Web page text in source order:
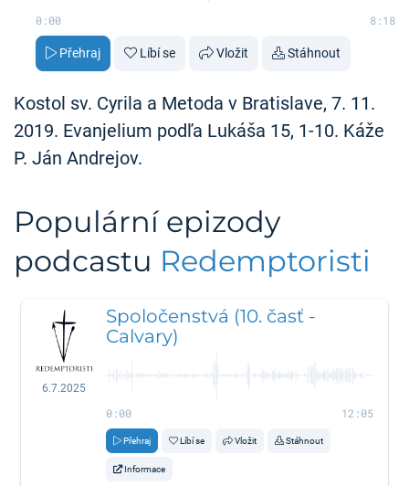
0:00 8:18
Přehraj Líbí se Vložit Stáhnout
Kostol sv. Cyrila a Metoda v Bratislave, 7. 11.
2019. Evanjelium podľa Lukáša 15, 1-10. Káže
P. Ján Andrejov.
Populární epizody
podcastu Redemptoristi
6.7.2025
Spoločenstvá (10. časť -
Calvary)
0:00 12:05
Přehraj Líbí se Vložit Stáhnout
Informace